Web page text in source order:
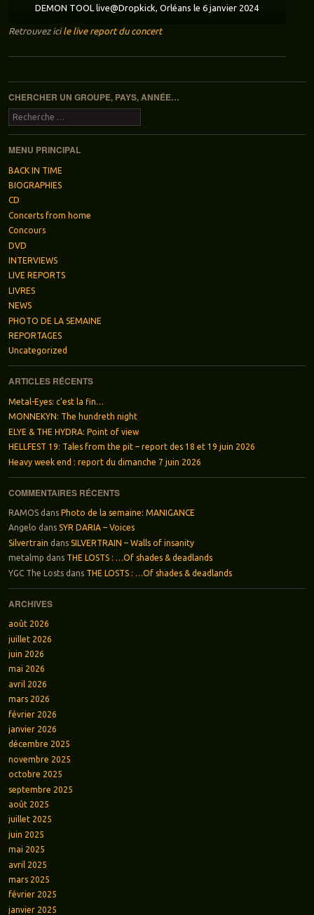
DEMON TOOL live@Dropkick, Orléans le 6 janvier 2024
Retrouvez icile live report du concert
Navigation des articles
CHERCHER UN GROUPE, PAYS, ANNÉE…
Recherche
MENU PRINCIPAL
BACK IN TIME
BIOGRAPHIES
CD
Concerts from home
Concours
DVD
INTERVIEWS
LIVE REPORTS
LIVRES
NEWS
PHOTO DE LA SEMAINE
REPORTAGES
Uncategorized
ARTICLES RÉCENTS
Metal-Eyes: c’est la fin…
MONNEKYN: The hundreth night
ELYE & THE HYDRA: Point of view
HELLFEST 19: Tales from the pit – report des 18 et 19 juin 2026
Heavy week end : report du dimanche 7 juin 2026
COMMENTAIRES RÉCENTS
RAMOSdans Photo de la semaine: MANIGANCE
Angelo dans SYR DARIA – Voices
Silvertrain dans SILVERTRAIN – Walls of insanity
metalmp dans THE LOSTS : …Of shades & deadlands
YGC The Lostsdans THE LOSTS : …Of shades & deadlands
ARCHIVES
août 2026
juillet 2026
juin 2026
mai 2026
avril 2026
mars 2026
février 2026
janvier 2026
décembre 2025
novembre 2025
octobre 2025
septembre 2025
août 2025
juillet 2025
juin 2025
mai 2025
avril 2025
mars 2025
février 2025
janvier 2025